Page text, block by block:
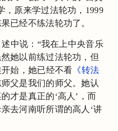
，原来学过法轮功，1999
已经不练法轮功了。
中说：“我在上中央音乐
她以前练过法轮功，但
始，她已经不看 《转法
父是我们的师父。她认
才是真正的‘高人’，而
去河南听所谓的高人‘讲